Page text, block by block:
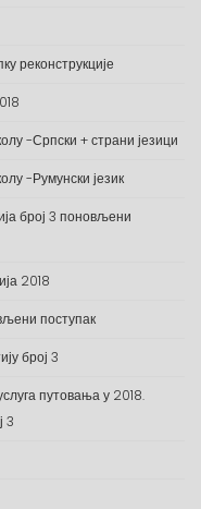
реконструкције
-Српски + страни језици
-Румунски језик
број 3 поновљени
2018
поступак
број 3
путовања у 2018.
3